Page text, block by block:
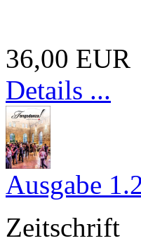
36,00 EUR
Details ...
Ausgabe
Zeitschrift